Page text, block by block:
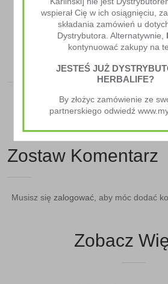
Następny Artykuł
Chrupiące Musli
Zostaw Komentarz
Musisz się zalogować, aby móc dodać
Zobacz
wspierał Cię w ich osiągnięciu,
składania zamówień u
Dystrybutora. Alternatywnie,
kontynuować zakupy na
JESTEŚ JUŻ
HERBALIFE?
By złożyc zamówienie ze
partnerskiego odwiedź